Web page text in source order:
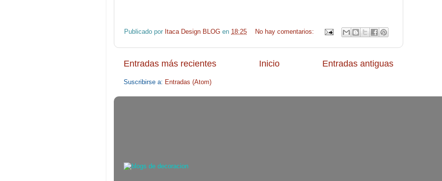
Publicado por Itaca Design BLOG en 18:25 No hay comentarios:
Entradas más recientes Entradas antiguas
Inicio
Suscribirse a: Entradas (Atom)